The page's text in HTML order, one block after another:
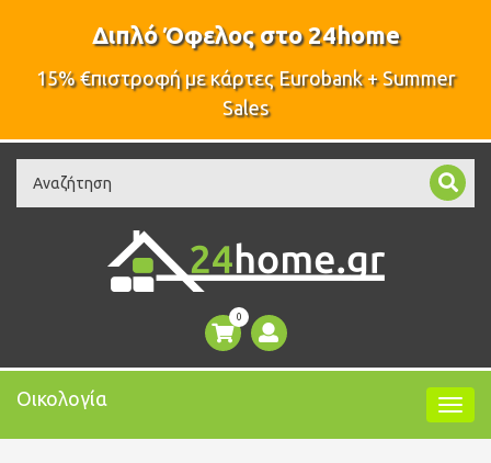
Διπλό Όφελος στο 24home
15% €πιστροφή με κάρτες Eurobank + Summer
Sales
Search
0
Οικολογία